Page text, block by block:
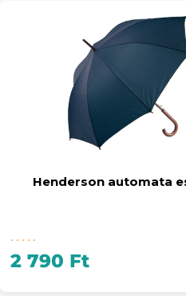
Henderson automata
2 790 Ft